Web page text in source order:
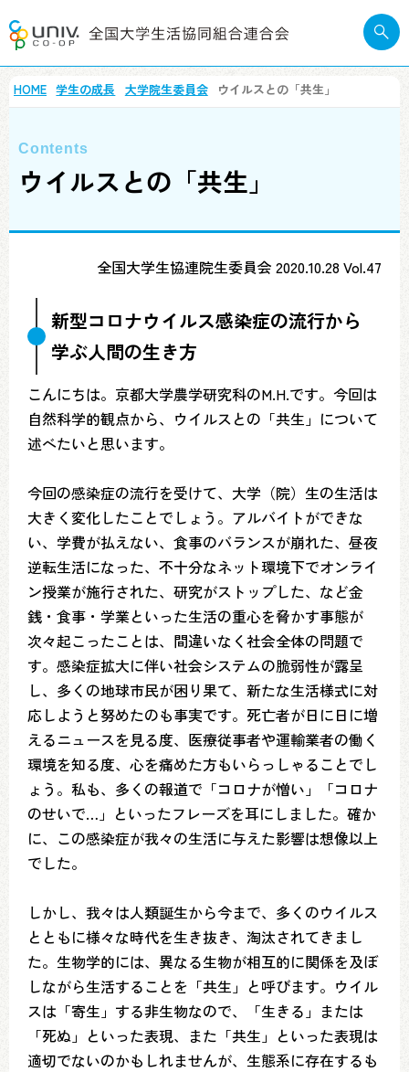
HOME 学生の成長 大学院生委員会 ウイルスとの「共生」
ウイルスとの「共生」
全国大学生協連院生委員会 2020.10.28 Vol.47
新型コロナウイルス感染症の流行から
学ぶ人間の生き方
こんにちは。京都大学農学研究科のM.H.です。今回は
自然科学的観点から、ウイルスとの「共生」について
述べたいと思います。
今回の感染症の流行を受けて、大学（院）生の生活は
大きく変化したことでしょう。アルバイトができな
い、学費が払えない、食事のバランスが崩れた、昼夜
逆転生活になった、不十分なネット環境下でオンライ
ン授業が施行された、研究がストップした、など金
銭・食事・学業といった生活の重心を脅かす事態が
次々起こったことは、間違いなく社会全体の問題で
す。感染症拡大に伴い社会システムの脆弱性が露呈
し、多くの地球市民が困り果て、新たな生活様式に対
応しようと努めたのも事実です。死亡者が日に日に増
えるニュースを見る度、医療従事者や運輸業者の働く
環境を知る度、心を痛めた方もいらっしゃることでし
ょう。私も、多くの報道で「コロナが憎い」「コロナ
のせいで…」といったフレーズを耳にしました。確か
に、この感染症が我々の生活に与えた影響は想像以上
でした。
しかし、我々は人類誕生から今まで、多くのウイルス
とともに様々な時代を生き抜き、淘汰されてきまし
た。生物学的には、異なる生物が相互的に関係を及ぼ
しながら生活することを「共生」と呼びます。ウイル
スは「寄生」する非生物なので、「生きる」または
「死ぬ」といった表現、また「共生」といった表現は
適切でないのかもしれませんが、生態系に存在するも